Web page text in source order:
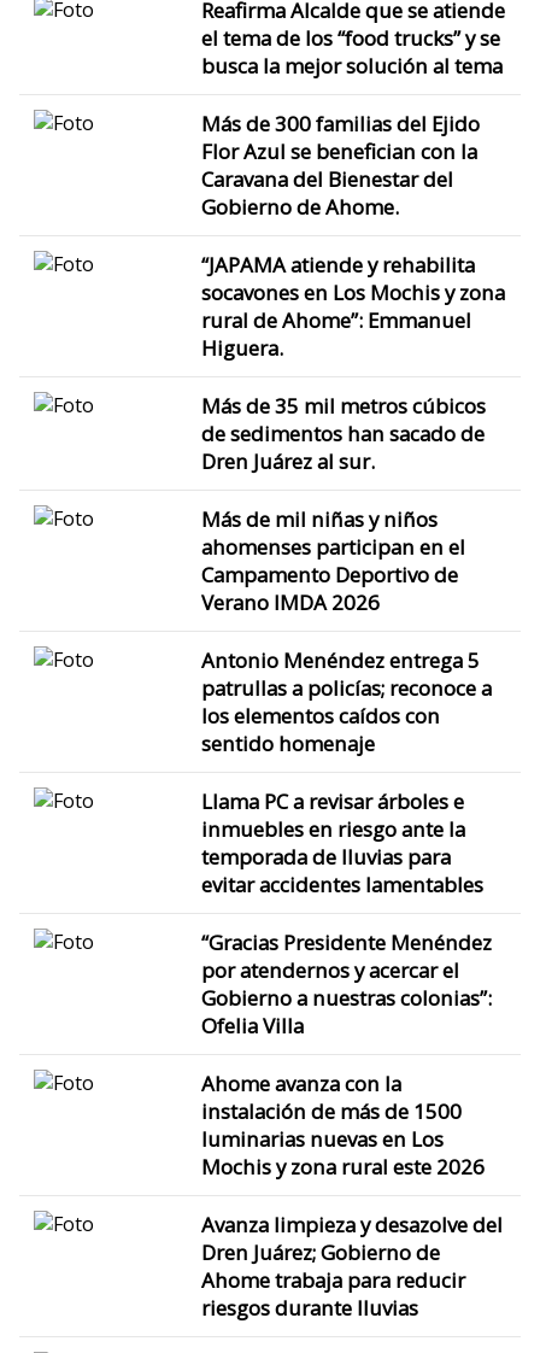
Reafirma Alcalde que se atiende
el tema de los “food trucks” y se
busca la mejor solución al tema
Más de 300 familias del Ejido
Flor Azul se benefician con la
Caravana del Bienestar del
Gobierno de Ahome.
“JAPAMA atiende y rehabilita
socavones en Los Mochis y zona
rural de Ahome”: Emmanuel
Higuera.
Más de 35 mil metros cúbicos
de sedimentos han sacado de
Dren Juárez al sur.
Más de mil niñas y niños
ahomenses participan en el
Campamento Deportivo de
Verano IMDA 2026
Antonio Menéndez entrega 5
patrullas a policías; reconoce a
los elementos caídos con
sentido homenaje
Llama PC a revisar árboles e
inmuebles en riesgo ante la
temporada de lluvias para
evitar accidentes lamentables
“Gracias Presidente Menéndez
por atendernos y acercar el
Gobierno a nuestras colonias”:
Ofelia Villa
Ahome avanza con la
instalación de más de 1500
luminarias nuevas en Los
Mochis y zona rural este 2026
Avanza limpieza y desazolve del
Dren Juárez; Gobierno de
Ahome trabaja para reducir
riesgos durante lluvias